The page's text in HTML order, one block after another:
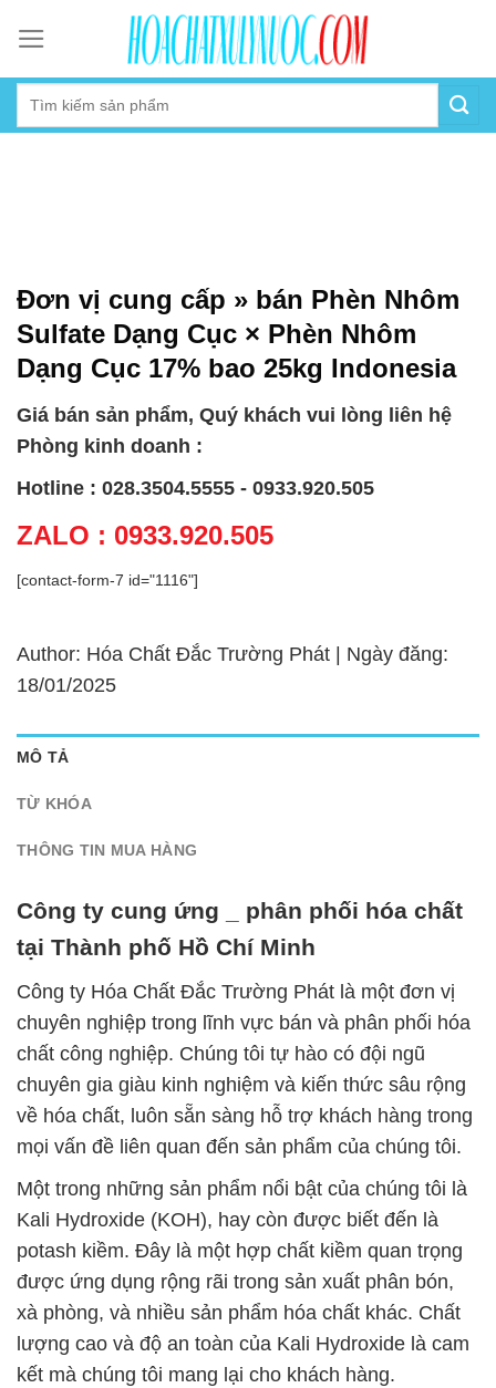
content
Đơn vị cung cấp » bán Phèn Nhôm
Sulfate Dạng Cục × Phèn Nhôm
Dạng Cục 17% bao 25kg Indonesia
Giá bán sản phẩm, Quý khách vui lòng liên hệ
Phòng kinh doanh :
Hotline : 028.3504.5555 - 0933.920.505
ZALO : 0933.920.505
[contact-form-7 id="1116"]
Author: Hóa Chất Đắc Trường Phát | Ngày đăng:
18/01/2025
MÔ TẢ
TỪ KHÓA
THÔNG TIN MUA HÀNG
Công ty cung ứng _ phân phối hóa chất
tại Thành phố Hồ Chí Minh
Công ty Hóa Chất Đắc Trường Phát là một đơn vị
chuyên nghiệp trong lĩnh vực bán và phân phối hóa
chất công nghiệp. Chúng tôi tự hào có đội ngũ
chuyên gia giàu kinh nghiệm và kiến thức sâu rộng
về hóa chất, luôn sẵn sàng hỗ trợ khách hàng trong
mọi vấn đề liên quan đến sản phẩm của chúng tôi.
Một trong những sản phẩm nổi bật của chúng tôi là
Kali Hydroxide (KOH), hay còn được biết đến là
potash kiềm. Đây là một hợp chất kiềm quan trọng
được ứng dụng rộng rãi trong sản xuất phân bón,
xà phòng, và nhiều sản phẩm hóa chất khác. Chất
lượng cao và độ an toàn của Kali Hydroxide là cam
kết mà chúng tôi mang lại cho khách hàng.